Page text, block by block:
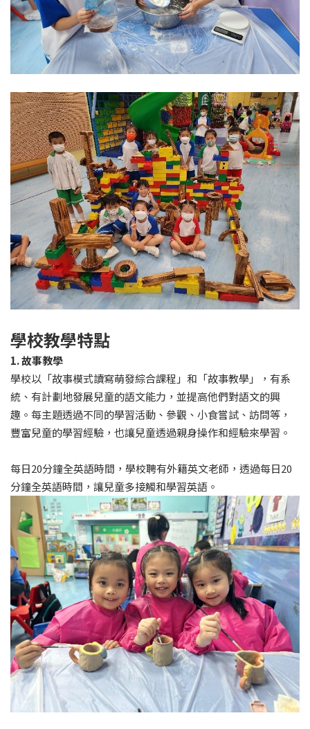
學校教學特點
1. 故事教學
學校以「故事模式讀寫萌發綜合課程」和「故事教學」，有系
統、有計劃地發展兒童的語文能力，並提高他們對語文的興
趣。每主題透過不同的學習活動、參觀、小食嘗試、訪問等，
豐富兒童的學習經驗，也讓兒童透過親身操作和經驗來學習。
每日20分鐘全英語時間，學校聘有外籍英文老師，透過每日20
分鐘全英語時間，讓兒童多接觸和學習英語。